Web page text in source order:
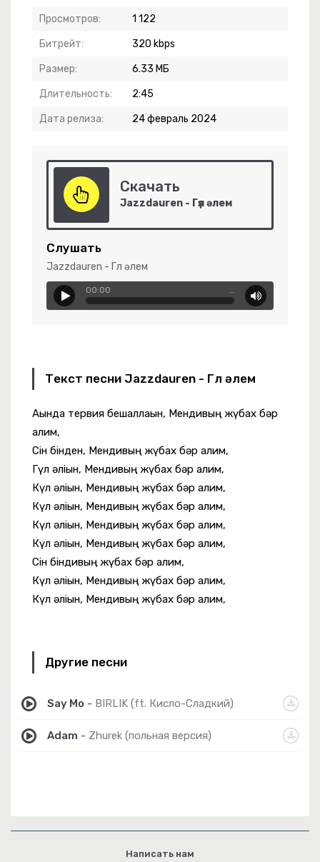
Просмотров: 1 122
Битрейт: 320 kbps
Размер: 6.33 МБ
Длительность: 2:45
Дата релиза: 24 февраль 2024
Скачать
Jazzdauren - Гүл әлем
Слушать
Jazzdauren - Гүл әлем
00:00 …
Текст песни Jazzdauren - Гүл әлем
Ағында тервия бешаллағын, Мендивың жүбах бәр
алим,
Сін бінден, Мендивың жүбах бәр алим,
Гүл әліғын, Мендивың жүбах бәр алим,
Күл әліғын, Мендивың жүбах бәр алим,
Күл әліғын, Мендивың жүбах бәр алим,
Күл әліғын, Мендивың жүбах бәр алим,
Күл әліғын, Мендивың жүбах бәр алим,
Сін біндивың жүбах бәр алим,
Күл әліғын, Мендивың жүбах бәр алим,
Күл әліғын, Мендивың жүбах бәр алим,
Другие песни
Say Mo - BIRLIK (ft. Кисло-Сладкий)
Adam - Zhurek (польная версия)
Написать нам
Ты Не Дома
Без Слов
Только На Меня
Call Me Black